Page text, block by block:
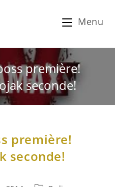
Menu
première!
seconde!
première!
seconde!